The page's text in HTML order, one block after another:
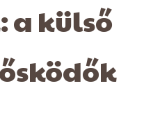
a külső